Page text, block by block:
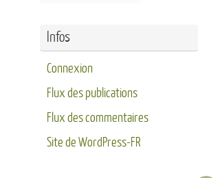
Infos
Connexion
Flux des publications
Flux des commentaires
Site de WordPress-FR